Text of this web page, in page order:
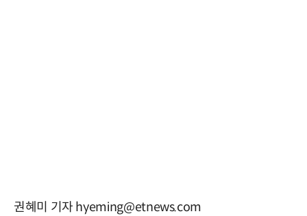
권혜미 기자 hyeming@etnews.com